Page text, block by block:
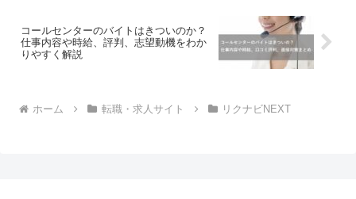
コールセンターのバイトはきついのか？
仕事内容や時給、評判、志望動機をわか
りやすく解説
ホーム 転職・求人サイト リクナビNEXT